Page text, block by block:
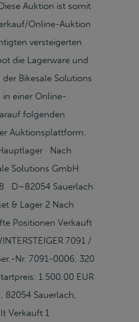
Auktion ist somit
Online-Auktion
versteigerten
die Lagerware und
Bikesale Solutions
in einer Online-
folgenden
Auktionsplattform.
Nach
Solutions GmbH
D–82054 Sauerlach
& Lager 2 Nach
Positionen Verkauft
7091 /
Nr. 7091-0006, 320
1.500,00 EUR
82054 Sauerlach,
Verkauft 1